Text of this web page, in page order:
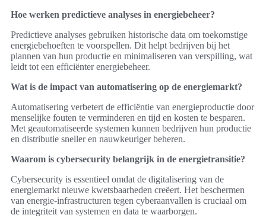
Hoe werken predictieve analyses in energiebeheer?
Predictieve analyses gebruiken historische data om toekomstige
energiebehoeften te voorspellen. Dit helpt bedrijven bij het
plannen van hun productie en minimaliseren van verspilling, wat
leidt tot een efficiënter energiebeheer.
Wat is de impact van automatisering op de energiemarkt?
Automatisering verbetert de efficiëntie van energieproductie door
menselijke fouten te verminderen en tijd en kosten te besparen.
Met geautomatiseerde systemen kunnen bedrijven hun productie
en distributie sneller en nauwkeuriger beheren.
Waarom is cybersecurity belangrijk in de energietransitie?
Cybersecurity is essentieel omdat de digitalisering van de
energiemarkt nieuwe kwetsbaarheden creëert. Het beschermen
van energie-infrastructuren tegen cyberaanvallen is cruciaal om
de integriteit van systemen en data te waarborgen.